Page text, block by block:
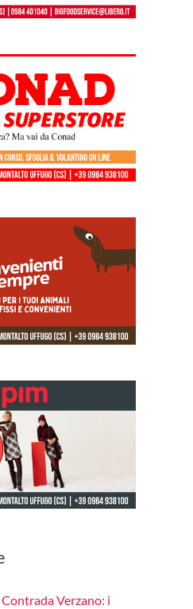
Verzano: i